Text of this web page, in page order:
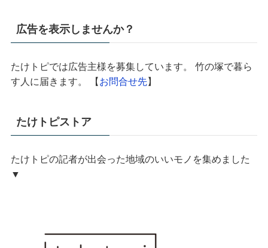
広告を表示しませんか？
たけトピでは広告主様を募集しています。 竹の塚で暮ら
す人に届きます。 【 お問合せ先】
たけトピストア
たけトピの記者が出会った地域のいいモノを集めました
▼